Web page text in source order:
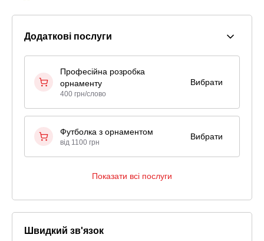
Додаткові послуги
Професійна розробка
орнаменту
400 грн/слово
Вибрати
Футболка з орнаментом
від 1100 грн
Вибрати
Показати всі послуги
Швидкий зв'язок